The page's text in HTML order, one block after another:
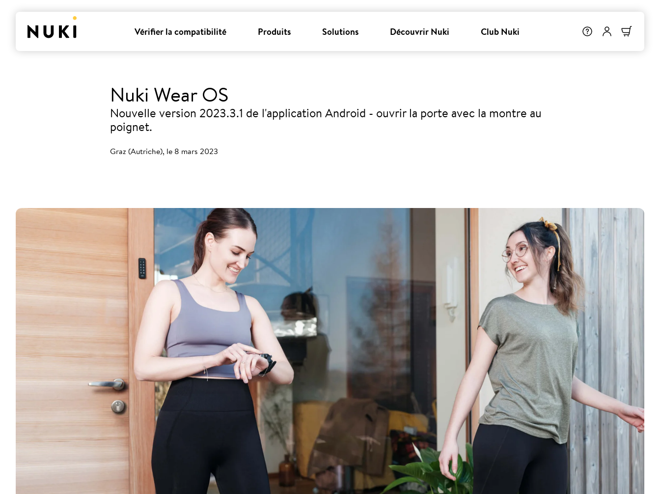
Vérifier la compatibilité Produits Solutions Découvrir Nuki Club Nuki
Nuki Wear OS
Nouvelle version 2023.3.1 de l'application Android - ouvrir la porte avec la montre au
poignet.
Graz (Autriche), le 8 mars 2023